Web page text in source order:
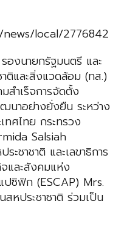
local/2776842
งนายกรัฐมนตรี และ
ติและสิ่งแวดล้อม (ทส.)
สำเร็จการจัดตั้ง
นาอย่างยั่งยืน ระหว่าง
ทศไทย กระทรวง
Salsiah
ะชาชาติ และเลขาธิการ
และสังคมแห่ง
ปซิฟิก (ESCAP) Mrs.
หประชาชาติ ร่วมเป็น